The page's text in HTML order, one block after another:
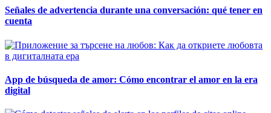
Señales de advertencia durante una conversación: qué tener en
cuenta
App de búsqueda de amor: Cómo encontrar el amor en la era
digital